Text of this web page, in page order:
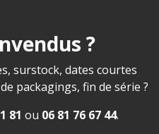
?
surstock, dates courtes
packagings, fin de série ?
81 ou 06 81 76 67 44.